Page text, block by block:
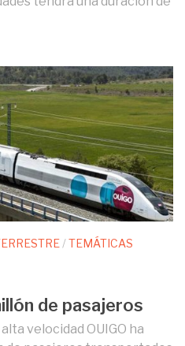
/TEMÁTICAS
de pasajeros
velocidad OUIGO ha